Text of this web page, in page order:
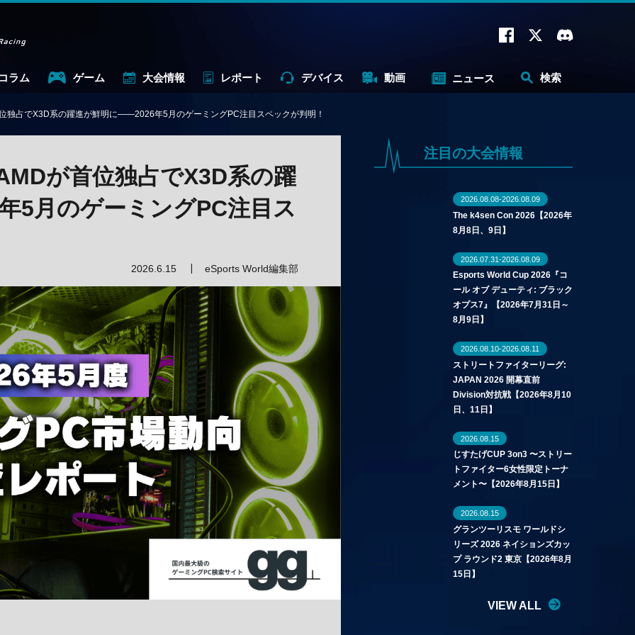
ラム ゲーム 大会情報 レポート デバイス 動画 ニュース 検索
独占でX3D系の躍進が鮮明に――2026年5月のゲーミングPC注目スペックが判明！
が首位独占でX3D系の躍
月のゲーミングPC注目ス
2026.6.15 eSports World編集部
注目の大会情報
2026.08.08-2026.08.09
The k4sen Con 2026【2026年
8月8日、9日】
2026.07.31-2026.08.09
Esports World Cup 2026『コ
ール オブ デューティ: ブラック
オプス7』【2026年7月31日～
8月9日】
2026.08.10-2026.08.11
ストリートファイターリーグ:
JAPAN 2026 開幕直前
Division対抗戦【2026年8月10
日、11日】
2026.08.15
じすたげCUP 3on3 〜ストリー
トファイター6女性限定トーナ
メント〜【2026年8月15日】
2026.08.15
グランツーリスモ ワールドシ
リーズ 2026 ネイションズカッ
プ ラウンド2 東京【2026年8月
15日】
VIEW ALL